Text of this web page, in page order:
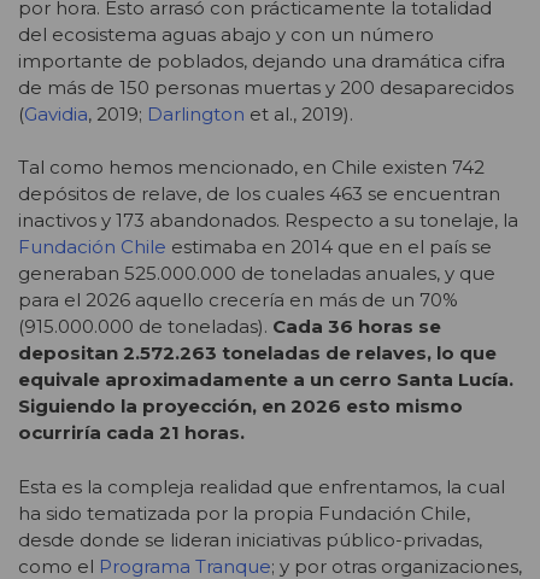
por hora. Esto arrasó con prácticamente la totalidad
del ecosistema aguas abajo y con un número
importante de poblados, dejando una dramática cifra
de más de 150 personas muertas y 200 desaparecidos
(Gavidia, 2019; Darlington et al., 2019).
Tal como hemos mencionado, en Chile existen 742
depósitos de relave, de los cuales 463 se encuentran
inactivos y 173 abandonados. Respecto a su tonelaje, la
Fundación Chile estimaba en 2014 que en el país se
generaban 525.000.000 de toneladas anuales, y que
para el 2026 aquello crecería en más de un 70%
(915.000.000 de toneladas). Cada 36 horas se
depositan 2.572.263 toneladas de relaves, lo que
equivale aproximadamente a un cerro Santa Lucía.
Siguiendo la proyección, en 2026 esto mismo
ocurriría cada 21 horas.
Esta es la compleja realidad que enfrentamos, la cual
ha sido tematizada por la propia Fundación Chile,
desde donde se lideran iniciativas público-privadas,
como el Programa Tranque; y por otras organizaciones,